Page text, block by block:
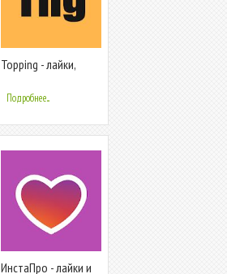
Topping - лайки,
Инсты и Вконтакте
Подробнее...
ИнстаПро - лайки и